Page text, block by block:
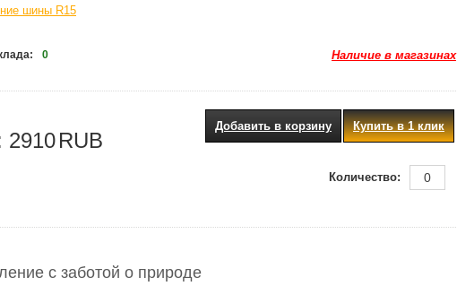
шины R15
0 Наличие в магазинах
2910RUB
Купить в 1 клик
Добавить в корзину
Количество:
с заботой о природе